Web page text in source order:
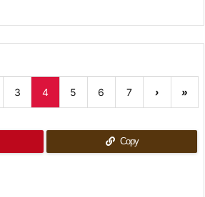
3 4 5 6 7 › »
Copy